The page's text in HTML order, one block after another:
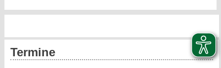
Termine